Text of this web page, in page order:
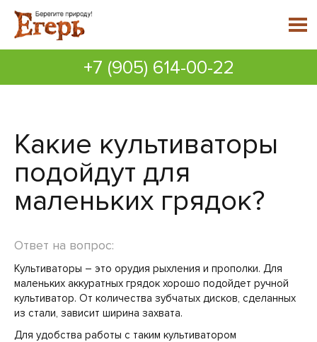
+7 (905) 614-00-22
Какие культиваторы
подойдут для
маленьких грядок?
Ответ на вопрос:
Культиваторы – это орудия рыхления и прополки. Для
маленьких аккуратных грядок хорошо подойдет ручной
культиватор. От количества зубчатых дисков, сделанных
из стали, зависит ширина захвата.
Для удобства работы с таким культиватором